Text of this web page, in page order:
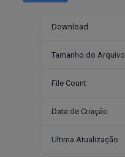
Download
Tamanho do Arquivo
File Count
Data de Criação
Ultima Atualização